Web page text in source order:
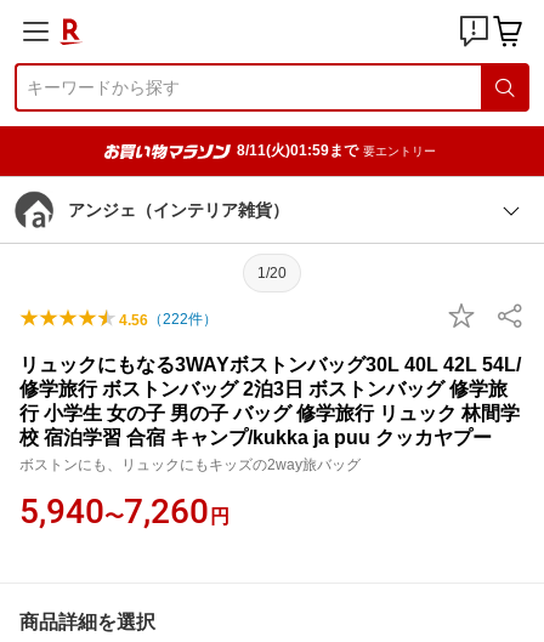
8/11(火)01:59まで 要エントリー
アンジェ（インテリア雑貨）
1/20
4.56 （222件）
リュックにもなる3WAYボストンバッグ30L 40L 42L 54L/
修学旅行 ボストンバッグ 2泊3日 ボストンバッグ 修学旅
行 小学生 女の子 男の子 バッグ 修学旅行 リュック 林間学
校 宿泊学習 合宿 キャンプ/kukka ja puu クッカヤプー
ボストンにも、リュックにもキッズの2way旅バッグ
5,940〜7,260 円
商品詳細を選択